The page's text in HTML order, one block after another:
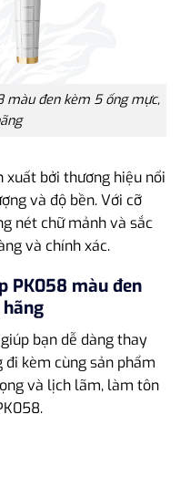
màu đen kèm 5 ống mực,
xuất bởi thương hiệu nổi
và độ bền. Với cỡ
nét chữ mảnh và sắc
và chính xác.
PK058 màu đen
bạn dễ dàng thay
kèm cùng sản phẩm
và lịch lãm, làm tôn